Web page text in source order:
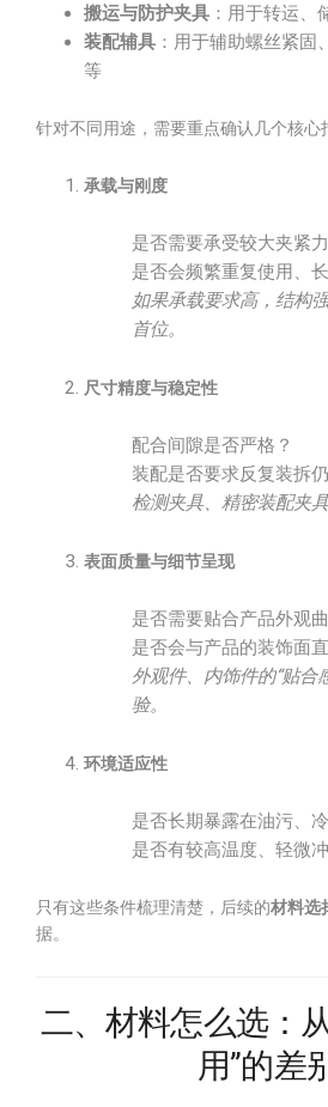
搬运与防护夹具 ：用于转运、
装配辅具 ：用于辅助螺丝紧固
等
针对不同用途，需要重点确认几个核心
承载与刚度
是否需要承受较大夹紧
是否会频繁重复使用、
如果承载要求高，结构
首位。
尺寸精度与稳定性
配合间隙是否严格？
装配是否要求反复装拆
检测夹具、精密装配夹具
表面质量与细节呈现
是否需要贴合产品外观
是否会与产品的装饰面
外观件、内饰件的“贴合
验。
环境适应性
是否长期暴露在油污、
是否有较高温度、轻微
只有这些条件梳理清楚，后续的材料选
据。
二、材料怎么选：
用”的差